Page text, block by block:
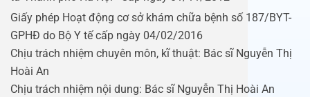
Giấy phép Hoạt động cơ sở khám chữa bệnh số 187/BYT-
GPHĐ do Bộ Y tế cấp ngày 04/02/2016
Chịu trách nhiệm chuyên môn, kĩ thuật: Bác sĩ Nguyễn Thị
Hoài An
Chịu trách nhiệm nội dung: Bác sĩ Nguyễn Thị Hoài An